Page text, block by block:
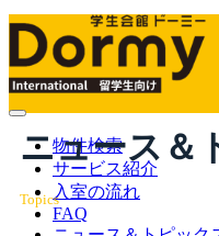
Mobile
Menu 物件検索
サービス紹介
入室の流れ
FAQ
ニュース＆
Topics